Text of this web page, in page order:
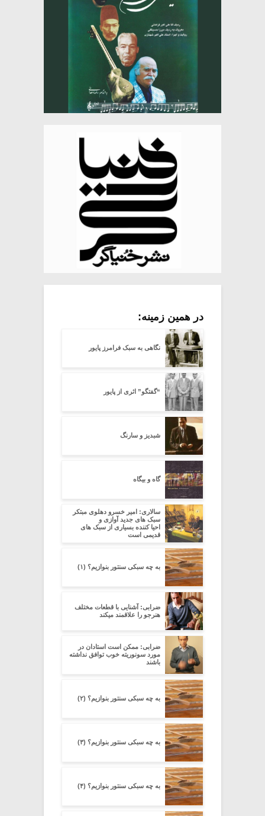
در همین زمینه:
نگاهی به سبک فرامرز پایور
“گفتگو” اثری از پایور
شبدیز و سارنگ
گاه و بیگاه
سالاری: امیر خسرو دهلوی مبتکر
سبک های جدید آوازی و
احیا کننده بسیاری از سبک های
قدیمی است
به چه سبکی سنتور بنوازیم؟ (۱)
ضرابی: آشنایی با قطعات مختلف
هنرجو را علاقمند میکند
ضرابی: ممکن است استادان در
مورد سونوریته خوب توافق نداشته
باشند
به چه سبکی سنتور بنوازیم؟ (۲)
به چه سبکی سنتور بنوازیم؟ (۳)
به چه سبکی سنتور بنوازیم؟ (۴)